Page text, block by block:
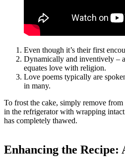
Even though it’s their first
Dynamically and inventively –
equates love with religion.
Love poems typically are
in many.
To frost the cake, simply remove
in the refrigerator with wrapping
has completely thawed.
Enhancing the Recipe: